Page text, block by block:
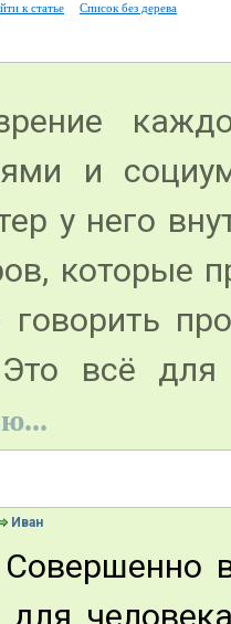
к статье Список без дерева
и
у него
которые
говорить
всё для
Иван
Совершенно
для